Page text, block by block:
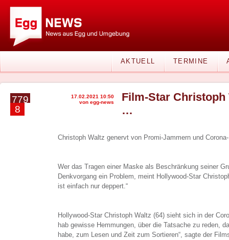
AKTUELL TERMINE
779
8
17.02.2021 10:50
von egg-news
Film-Star Christoph
…
Christoph Waltz genervt von Promi-Jammern und
Wer das Tragen einer Maske als Beschränkung seiner
Denkvorgang ein Problem, meint Hollywood-Star
ist einfach nur deppert.“
Hollywood-Star Christoph Waltz (64) sieht sich in der
hab gewisse Hemmungen, über die Tatsache zu reden,
habe, zum Lesen und Zeit zum Sortieren“, sagte der